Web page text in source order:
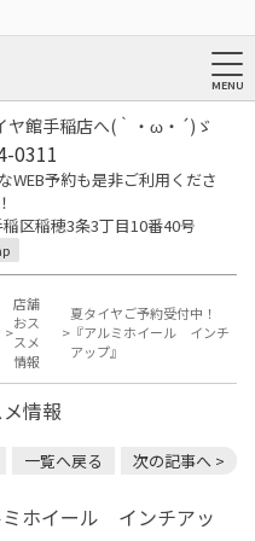
ヤ館手稲店へ(｀・ω・´)ゞ
0311
WEB予約も是非ご利用くださ
区稲穂3条3丁目10番40号
店舗
おス
スメ
情報
夏タイヤご予約受付中！
『アルミホイール インチ
アップ』
情報
一覧へ戻る 次の記事へ >
ホイール インチアッ